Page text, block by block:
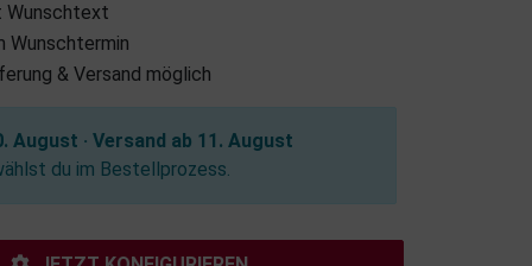
Wunschtext
Wunschtermin
& Versand möglich
August · Versand ab 11. August
du im Bestellprozess.